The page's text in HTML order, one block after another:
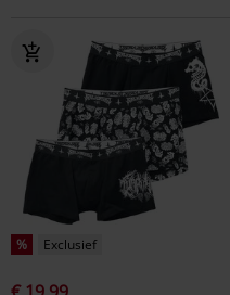
% Exclusief